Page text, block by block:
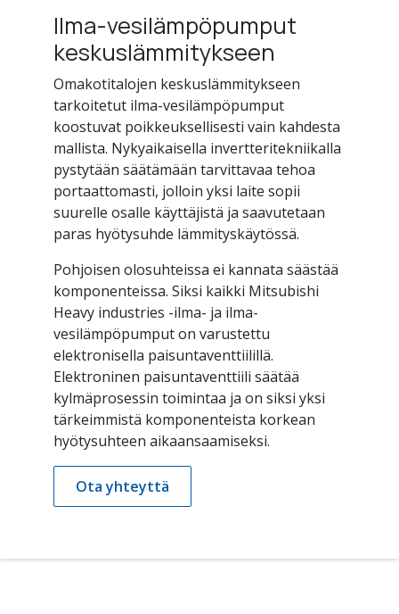
Ilma-vesilämpöpumput
keskuslämmitykseen
Omakotitalojen keskuslämmitykseen
tarkoitetut ilma-vesilämpöpumput
koostuvat poikkeuksellisesti vain kahdesta
mallista. Nykyaikaisella invertteritekniikalla
pystytään säätämään tarvittavaa tehoa
portaattomasti, jolloin yksi laite sopii
suurelle osalle käyttäjistä ja saavutetaan
paras hyötysuhde lämmityskäytössä.
Pohjoisen olosuhteissa ei kannata säästää
komponenteissa. Siksi kaikki Mitsubishi
Heavy industries -ilma- ja ilma-
vesilämpöpumput on varustettu
elektronisella paisuntaventtiilillä.
Elektroninen paisuntaventtiili säätää
kylmäprosessin toimintaa ja on siksi yksi
tärkeimmistä komponenteista korkean
hyötysuhteen aikaansaamiseksi.
Ota yhteyttä